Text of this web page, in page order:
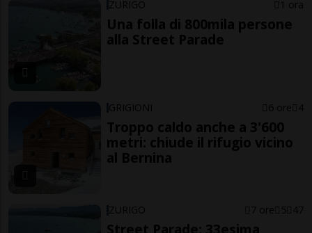
ZURIGO 1 ora
Una folla di 800mila persone
alla Street Parade
GRIGIONI 6 ore 4
Troppo caldo anche a 3'600
metri: chiude il rifugio vicino
al Bernina
ZURIGO 7 ore 5 47